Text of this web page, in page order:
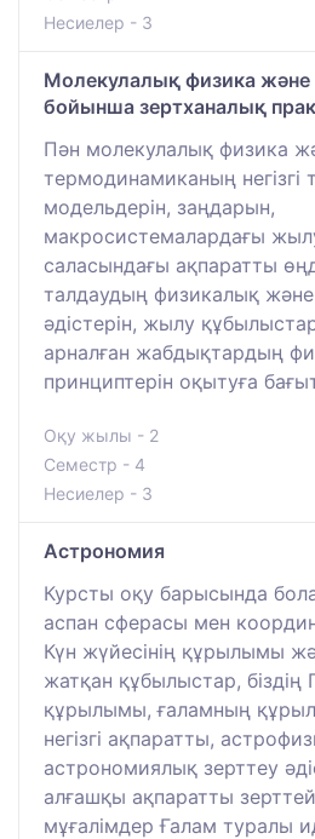
Несиелер - 3
Молекулалық физика
бойынша зертханалық
Пән молекулалық физика
термодинамиканың негізгі
модельдерін, заңдарын,
макросистемалардағы
саласындағы ақпаратты
талдаудың физикалық
әдістерін, жылу
арналған жабдықтардың
принциптерін оқытуға
Оқу жылы - 2
Семестр - 4
Несиелер - 3
Астрономия
Курсты оқу барысында
аспан сферасы мен
Күн жүйесінің құрылымы
жатқан құбылыстар, біздің
құрылымы, ғаламның
негізгі ақпаратты,
астрономиялық зерттеу
алғашқы ақпаратты
мұғалімдер Ғалам туралы